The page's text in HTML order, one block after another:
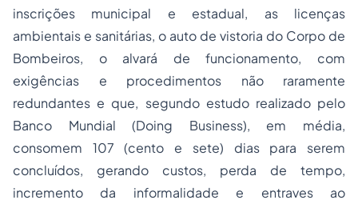
inscrições municipal e estadual, as licenças
ambientais e sanitárias, o auto de vistoria do Corpo de
Bombeiros, o alvará de funcionamento, com
exigências e procedimentos não raramente
redundantes e que, segundo estudo realizado pelo
Banco Mundial (Doing Business), em média,
consomem 107 (cento e sete) dias para serem
concluídos, gerando custos, perda de tempo,
incremento da informalidade e entraves ao